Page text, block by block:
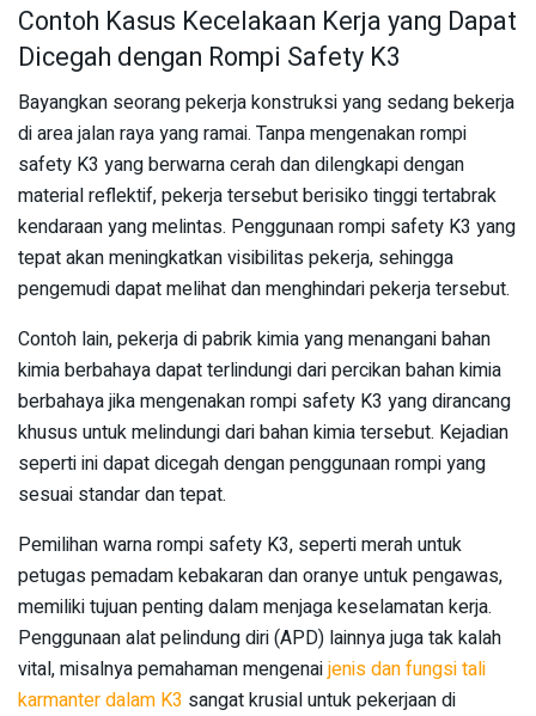
Contoh Kasus Kecelakaan Kerja yang Dapat
Dicegah dengan Rompi Safety K3
Bayangkan seorang pekerja konstruksi yang sedang bekerja
di area jalan raya yang ramai. Tanpa mengenakan rompi
safety K3 yang berwarna cerah dan dilengkapi dengan
material reflektif, pekerja tersebut berisiko tinggi tertabrak
kendaraan yang melintas. Penggunaan rompi safety K3 yang
tepat akan meningkatkan visibilitas pekerja, sehingga
pengemudi dapat melihat dan menghindari pekerja tersebut.
Contoh lain, pekerja di pabrik kimia yang menangani bahan
kimia berbahaya dapat terlindungi dari percikan bahan kimia
berbahaya jika mengenakan rompi safety K3 yang dirancang
khusus untuk melindungi dari bahan kimia tersebut. Kejadian
seperti ini dapat dicegah dengan penggunaan rompi yang
sesuai standar dan tepat.
Pemilihan warna rompi safety K3, seperti merah untuk
petugas pemadam kebakaran dan oranye untuk pengawas,
memiliki tujuan penting dalam menjaga keselamatan kerja.
Penggunaan alat pelindung diri (APD) lainnya juga tak kalah
vital, misalnya pemahaman mengenaijenis dan fungsi tali
karmanter dalam K3 sangat krusial untuk pekerjaan di